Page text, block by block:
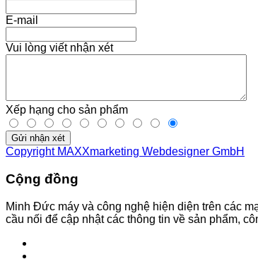
E-mail
Vui lòng viết nhận xét
Xếp hạng cho sản phẩm
Gửi nhận xét
Copyright MAXXmarketing Webdesigner GmbH
Cộng đồng
Minh Đức máy và công nghệ hiện diện trên các
cầu nối để cập nhật các thông tin về sản phẩm,